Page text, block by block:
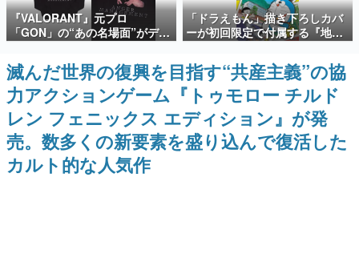
新世代に訊く
これからのデジタルゲーム市場を担う若きクリエイター達
の姿を追い、彼らのルーツと情熱を探っていきます。
ゲーム世代の作家たち
ゲームに多大な影響を受けた作家さんに取材し、ゲームが
日本のコンテンツ産業やカルチャーに与えた影響を探る企
画です。
日本モバイルゲーム産業史
日本のモバイルゲーム史における主要なトピック・タイト
ルを網羅するほか、開発者へのインタビューや識者による
解説を掲載。約20年の歴史が一望できる決定版！
青春を謳歌
『VALORANT』元プロ
「GON」の“あの名場面”がデザ
インされた新作グッズが本日8月
5日より期間限定で発売。Tシャ
ツやコインケース、アクキーな
どが全品受注生産で登場、過去
に発売したグッズの再販も
「ドラえもん」描き下ろしカバ
ーが初回限定で付属する『地球
の歩き方 川崎市』が8月6日に発
売。全400ページの大ボリュー
ム
滅んだ世界の復興を目指す“共産主義”の協
力アクションゲーム『トゥモロー チルド
レン フェニックス エディション』が発
売。数多くの新要素を盛り込んで復活した
カルト的な人気作